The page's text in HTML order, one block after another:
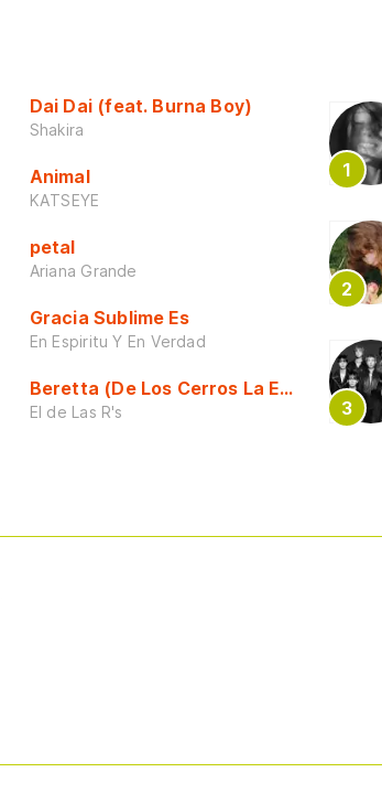
Dai Dai (feat. Burna Boy)
Shakira
Animal
KATSEYE
petal
Ariana Grande
Gracia Sublime Es
En Espiritu Y En Verdad
Beretta (De Los Cerros La Escuela)
El de Las R's